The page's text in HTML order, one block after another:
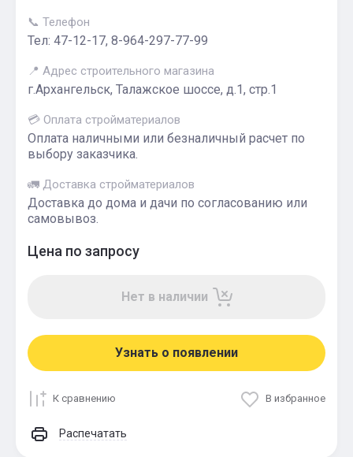
📞 Телефон
Тел: 47-12-17, 8-964-297-77-99
📍 Адрес строительного магазина
г.Архангельск, Талажское шоссе, д.1, стр.1
💳 Оплата стройматериалов
Оплата наличными или безналичный расчет по
выбору заказчика.
🚛 Доставка стройматериалов
Доставка до дома и дачи по согласованию или
самовывоз.
Цена по запросу
Нет в наличии
Узнать о появлении
К сравнению В избранное
Распечатать